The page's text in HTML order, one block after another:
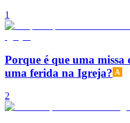
1
Porque é que uma
uma ferida na Igreja?
2